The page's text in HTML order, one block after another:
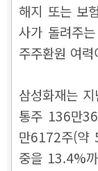
해지 또는 보
사가 돌려주
주주환원 여
삼성화재는
통주 136만
만6172주(약
중을 13.4%